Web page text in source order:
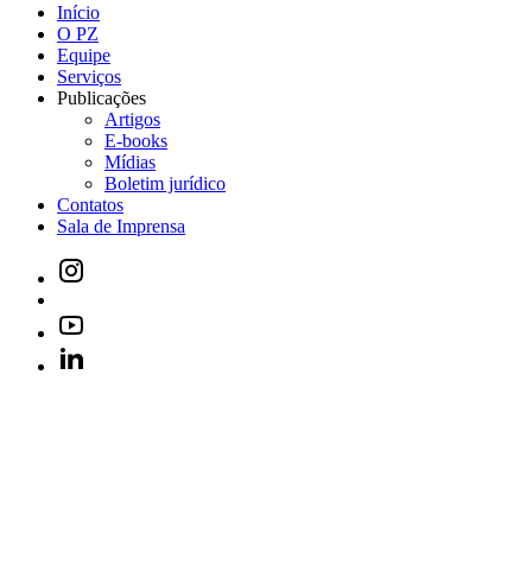
Início
O PZ
Equipe
Serviços
Publicações
Artigos
E-books
Mídias
Boletim jurídico
Contatos
Sala de Imprensa